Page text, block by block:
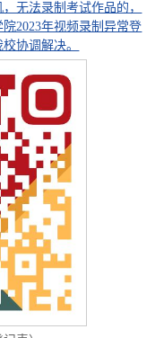
无法录制考试作品的，
2023年视频录制异常登
协调解决。